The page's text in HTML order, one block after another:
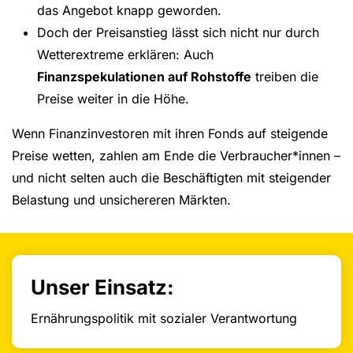
das Angebot knapp geworden.
Doch der Preisanstieg lässt sich nicht nur durch
Wetterextreme erklären: Auch
Finanzspekulationen auf Rohstoffe treiben die
Preise weiter in die Höhe.
Wenn Finanzinvestoren mit ihren Fonds auf steigende
Preise wetten, zahlen am Ende die Verbraucher*innen –
und nicht selten auch die Beschäftigten mit steigender
Belastung und unsichereren Märkten.
Unser Einsatz:
Ernährungspolitik mit sozialer Verantwortung